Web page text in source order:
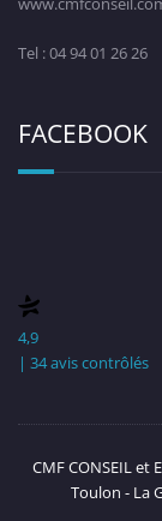
Tel : 04 94 01 26 26
FACEBOOK
4,9
| 34 avis contrôlés
CMF CONSEIL et
Toulon - La